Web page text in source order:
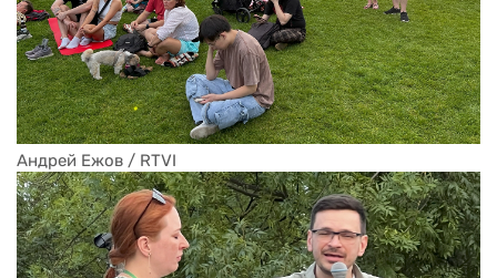
Андрей Ежов / RTVI